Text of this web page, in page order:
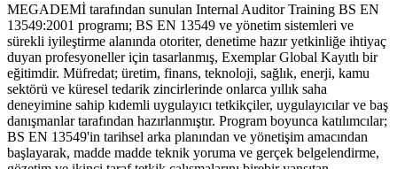
MEGADEMİ tarafından sunulan Internal Auditor Training BS EN
13549:2001 programı; BS EN 13549 ve yönetim sistemleri ve
sürekli iyileştirme alanında otoriter, denetime hazır yetkinliğe ihtiyaç
duyan profesyoneller için tasarlanmış, Exemplar Global Kayıtlı bir
eğitimdir. Müfredat; üretim, finans, teknoloji, sağlık, enerji, kamu
sektörü ve küresel tedarik zincirlerinde onlarca yıllık saha
deneyimine sahip kıdemli uygulayıcı tetkikçiler, uygulayıcılar ve baş
danışmanlar tarafından hazırlanmıştır. Program boyunca katılımcılar;
BS EN 13549'in tarihsel arka planından ve yönetişim amacından
başlayarak, madde madde teknik yoruma ve gerçek belgelendirme,